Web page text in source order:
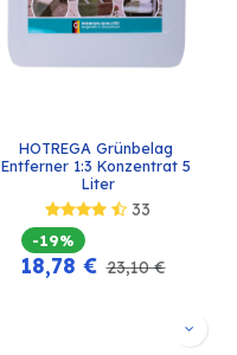
HOTREGA Grünbelag
Entferner 1:3 Konzentrat 5
Liter
33
-19%
18,78 € 23,10€